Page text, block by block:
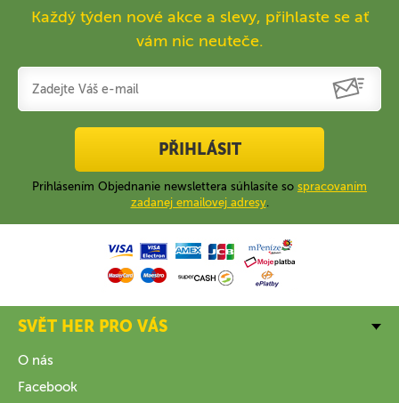
Každý týden nové akce a slevy, přihlaste se ať
vám nic neuteče.
PŘIHLÁSIT
Prihlásením Objednanie newslettera súhlasíte so spracovaním
zadanej emailovej adresy.
SVĚT HER PRO VÁS
O nás
Facebook